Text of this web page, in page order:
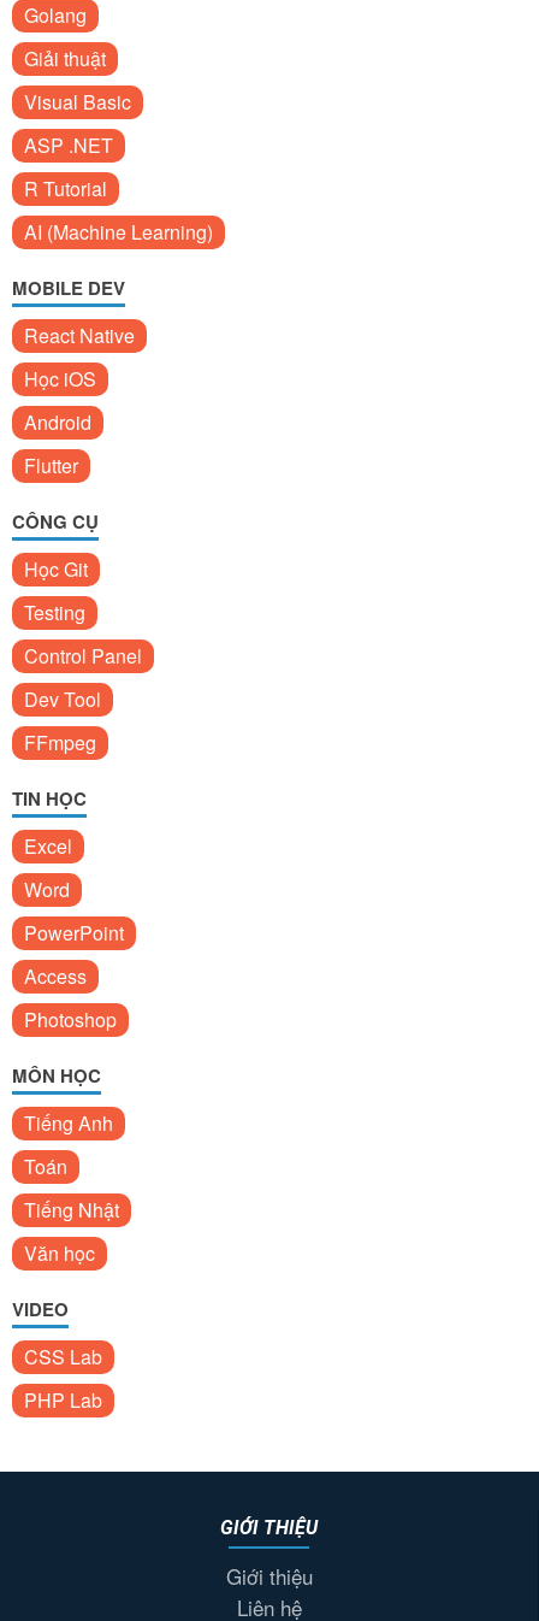
Golang
Giải thuật
Visual Basic
ASP .NET
R Tutorial
AI (Machine Learning)
MOBILE DEV
React Native
Học iOS
Android
Flutter
CÔNG CỤ
Học Git
Testing
Control Panel
Dev Tool
FFmpeg
TIN HỌC
Excel
Word
PowerPoint
Access
Photoshop
MÔN HỌC
Tiếng Anh
Toán
Tiếng Nhật
Văn học
VIDEO
CSS Lab
PHP Lab
GIỚI THIỆU
Giới thiệu
Liên hệ